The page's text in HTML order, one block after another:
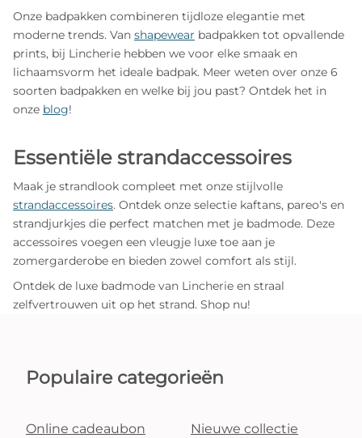
Onze badpakken combineren tijdloze elegantie met
moderne trends. Van shapewear badpakken tot opvallende
prints, bij Lincherie hebben we voor elke smaak en
lichaamsvorm het ideale badpak. Meer weten over onze 6
soorten badpakken en welke bij jou past? Ontdek het in
onze blog!
Essentiële strandaccessoires
Maak je strandlook compleet met onze stijlvolle
strandaccessoires. Ontdek onze selectie kaftans, pareo's en
strandjurkjes die perfect matchen met je badmode. Deze
accessoires voegen een vleugje luxe toe aan je
zomergarderobe en bieden zowel comfort als stijl.
Ontdek de luxe badmode van Lincherie en straal
zelfvertrouwen uit op het strand. Shop nu!
Populaire categorieën
Online cadeaubon Nieuwe collectie